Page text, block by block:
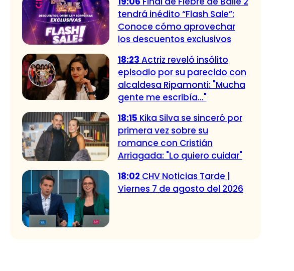
tendrá inédito “Flash Sale”:
Conoce cómo aprovechar
los descuentos exclusivos
18:23 Actriz reveló insólito
episodio por su parecido con
alcaldesa Ripamonti: "Mucha
gente me escribía..."
18:15 Kika Silva se sinceró por
primera vez sobre su
romance con Cristián
Arriagada: "Lo quiero cuidar"
18:02 CHV Noticias Tarde |
Viernes 7 de agosto del 2026